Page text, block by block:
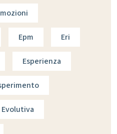
Epm Eri
Esperienza
Evolutiva